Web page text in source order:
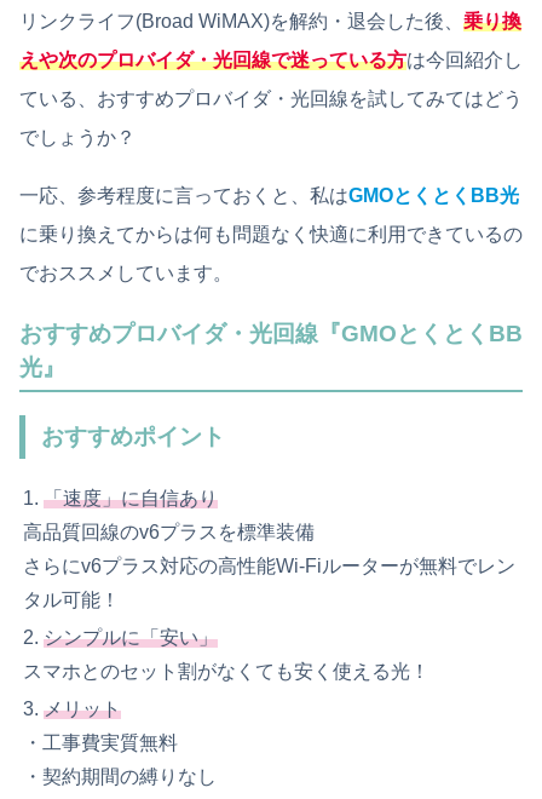
リンクライフ(Broad WiMAX)を解約・退会した後、 乗り換
えや次のプロバイダ・光回線で迷っている方は今回紹介し
ている、おすすめプロバイダ・光回線を試してみてはどう
でしょうか？
一応、参考程度に言っておくと、私はGMOとくとくBB光
に乗り換えてからは何も問題なく快適に利用できているの
でおススメしています。
おすすめプロバイダ・光回線『GMOとくとくBB
光』
おすすめポイント
「速度」に自信あり
高品質回線のv6プラスを標準装備
さらにv6プラス対応の高性能Wi-Fiルーターが無料でレン
タル可能！
シンプルに「安い」
スマホとのセット割がなくても安く使える光！
メリット
・工事費実質無料
・契約期間の縛りなし